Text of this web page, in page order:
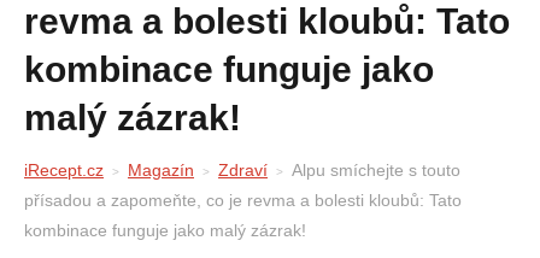
revma a bolesti kloubů: Tato
kombinace funguje jako
malý zázrak!
iRecept.cz Magazín Zdraví
Alpu smíchejte s touto
přísadou a zapomeňte, co je revma a bolesti kloubů: Tato
kombinace funguje jako malý zázrak!